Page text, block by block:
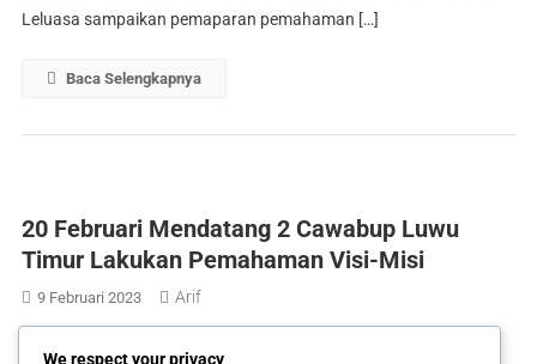
Leluasa sampaikan pemaparan pemahaman […]
Baca Selengkapnya
20 Februari Mendatang 2 Cawabup Luwu
Timur Lakukan Pemahaman Visi-Misi
9 Februari 2023 Arif
We respect your privacy